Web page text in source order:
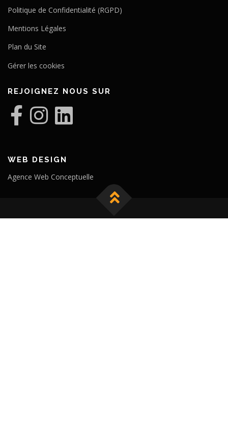
Politique de Confidentialité (RGPD)
Mentions Légales
Plan du Site
Gérer les cookies
REJOIGNEZ NOUS SUR
WEB DESIGN
Agence Web Conceptuelle